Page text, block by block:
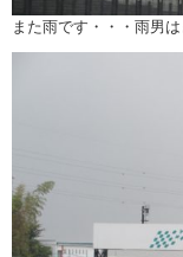
また雨です・・・雨男